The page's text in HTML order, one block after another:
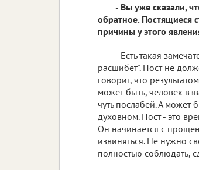
- Вы уже сказали,
обратное. Постящиеся
причины у этого
- Есть такая
расшибет". Пост не
говорит, что
может быть, человек
чуть послабей. А может
духовном. Пост - это
Он начинается с
извиняться. Не нужно
полностью соблюдать,